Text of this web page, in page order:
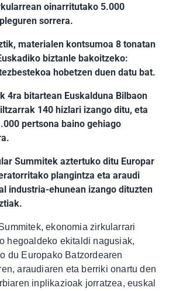
oinarritutako 5.000
sorrera.
materialen kontsumoa 8 tonatan
biztanle bakoitzeko:
hobetzen duen datu bat.
4ra bitartean Euskalduna Bilbaon
140 hizlari izango ditu, eta
pertsona baino gehiago
Summitek aztertuko ditu Europar
plangintza eta araudi
industria-ehunean izango dituzten
ekonomia zirkularrari
hegoaldeko ekitaldi nagusiak,
du Europako Batzordearen
araudiaren eta berriki onartu den
inplikazioak jorratzea, euskal